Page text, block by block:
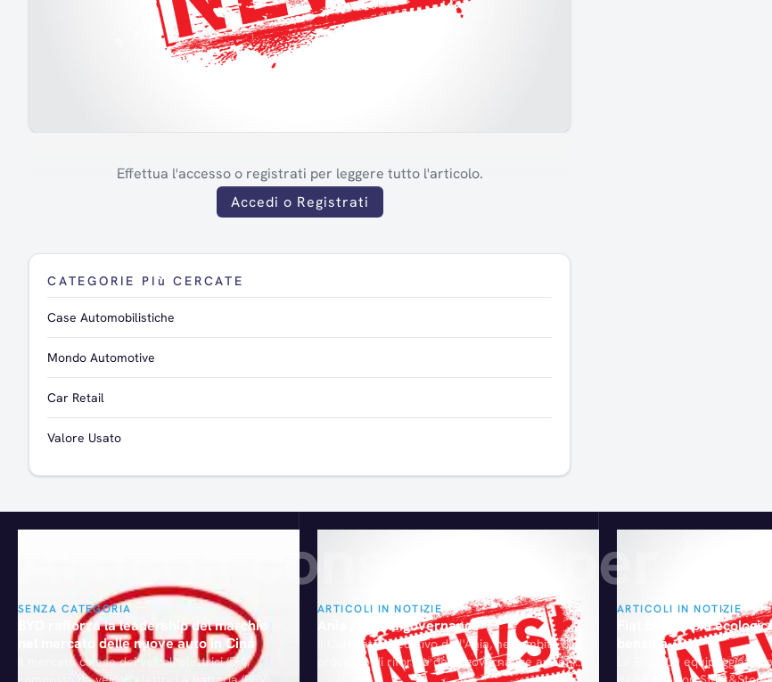
Effettua l'accesso o registrati per leggere tutto l'articolo.
Accedi o Registrati
CATEGORIE PIù CERCATE
Case Automobilistiche
Mondo Automotive
Car Retail
Valore Usato
Articoli consigliati per te
SENZA CATEGORIA
BYD rafforza la leadership del marchio
nel mercato delle nuove auto in Cina
Il mercato cinese dei veicoli elettrici (EV),
ARTICOLI IN NOTIZIE
Ania riforma governance
Il Comitato esecutivo dell'Ania, nell'ambito del
processo di riforma della governance avviato
ARTICOLI IN NOTIZIE
Fiat 500: la più
benzina
La Fiat 500 equipaggiata